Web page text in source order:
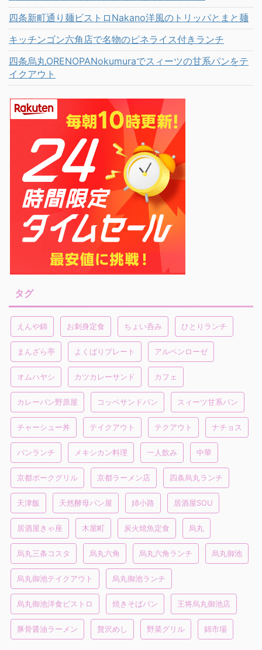
四条新町通り麺ビストロNakano洋風のトリッパとまと麺
キッチンゴン六角店で名物のピネライス付きランチ
四条烏丸ORENOPANokumuraでスィーツの甘系パンをテ
イクアウト
タグ
えんや錦 お刺身定食 ちょい呑み ひとりランチ
まんざら亭 よくばりプレート アルペンローゼ
オムハヤシ カツカレーサンド カフェ
カレーパン野原屋 コッペサンドパン スィーツ甘系パン
チャーシュー丼 テイクアウト テクアウト ナチョス
パンランチ メキシカン料理 一人飲み 中華
京都ポークグリル 京都ラーメン店 四条烏丸ランチ
天津飯 天然酵母パン屋 姉小路 居酒屋SOU
居酒屋きゃ座 木屋町 炭火焼魚定食 烏丸
烏丸三条コスタ 烏丸六角 烏丸六角ランチ 烏丸御池
烏丸御池テイクアウト 烏丸御池ランチ
烏丸御池洋食ビストロ 焼きそばパン 王将烏丸御池店
豚骨醤油ラーメン 贅沢めし 野菜グリル 錦市場